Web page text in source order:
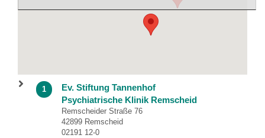
1
Ev. Stiftung Tannenhof
Psychiatrische Klinik Remscheid
Remscheider Straße 76
42899 Remscheid
02191 12-0